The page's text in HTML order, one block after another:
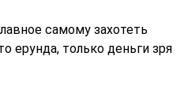
самому захотеть
ерунда, только деньги зря